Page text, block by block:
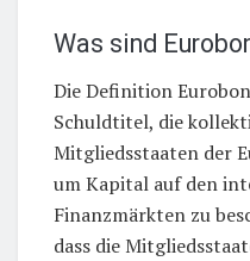
Was sind
Die Definition
Schuldtitel, die
Mitgliedsstaaten der
um Kapital auf den
Finanzmärkten zu
dass die